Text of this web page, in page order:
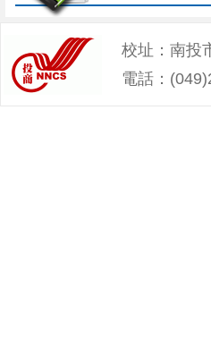
校址：南投
電話：